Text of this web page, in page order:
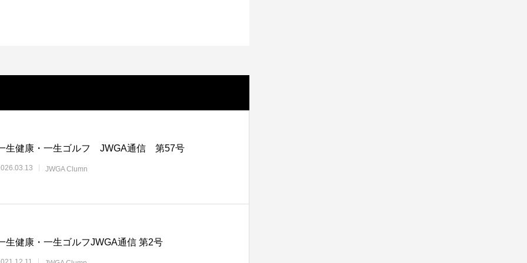
生健康・一生ゴルフ JWGA通信 第57号
JWGA Clumn
生健康・一生ゴルフJWGA通信 第2号